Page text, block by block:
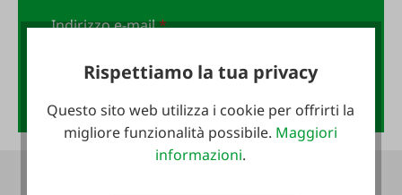
Indirizzo e-mail*
Rispettiamo la tua privacy
Questo sito web utilizza i cookie per offrirti la
migliore funzionalità possibile. Maggiori
informazioni.